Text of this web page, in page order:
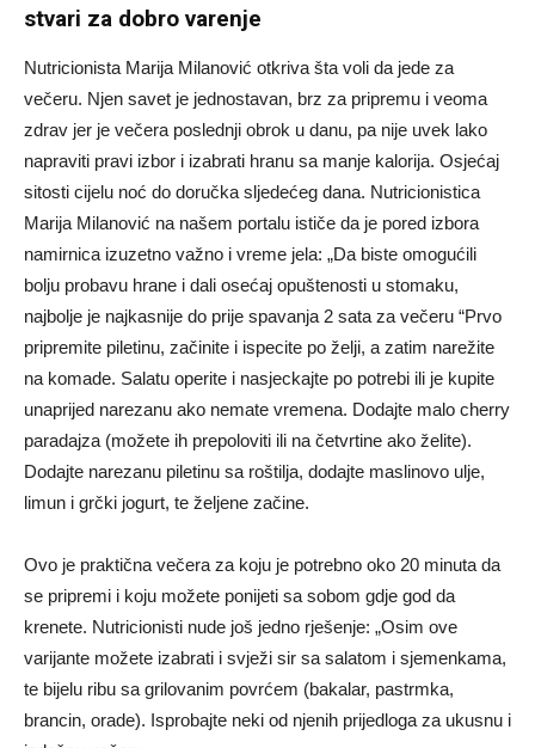
stvari za dobro varenje
Nutricionista Marija Milanović otkriva šta voli da jede za
večeru. Njen savet je jednostavan, brz za pripremu i veoma
zdrav jer je večera poslednji obrok u danu, pa nije uvek lako
napraviti pravi izbor i izabrati hranu sa manje kalorija. Osjećaj
sitosti cijelu noć do doručka sljedećeg dana. Nutricionistica
Marija Milanović na našem portalu ističe da je pored izbora
namirnica izuzetno važno i vreme jela: „Da biste omogućili
bolju probavu hrane i dali osećaj opuštenosti u stomaku,
najbolje je najkasnije do prije spavanja 2 sata za večeru “Prvo
pripremite piletinu, začinite i ispecite po želji, a zatim narežite
na komade. Salatu operite i nasjeckajte po potrebi ili je kupite
unaprijed narezanu ako nemate vremena. Dodajte malo cherry
paradajza (možete ih prepoloviti ili na četvrtine ako želite).
Dodajte narezanu piletinu sa roštilja, dodajte maslinovo ulje,
limun i grčki jogurt, te željene začine.
Ovo je praktična večera za koju je potrebno oko 20 minuta da
se pripremi i koju možete ponijeti sa sobom gdje god da
krenete. Nutricionisti nude još jedno rješenje: „Osim ove
varijante možete izabrati i svježi sir sa salatom i sjemenkama,
te bijelu ribu sa grilovanim povrćem (bakalar, pastrmka,
brancin, orade). Isprobajte neki od njenih prijedloga za ukusnu i